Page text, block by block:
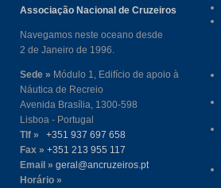
Associação Nacional de Cruzeiros
Navegamos neste oceano desde
2 de Janeiro de 1996.
Sede » Módulo 1, Edifício de apoio à
Náutica de Recreio
Avenida Brasília, 1300-598
Lisboa - Portugal
Tlf »
+351 937 697 658
Fax » +351 213 955 117
Email » geral@ancruzeiros.pt
Horário »